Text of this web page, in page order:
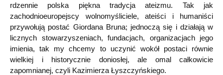
rdzennie polska piękna tradycja ateizmu. Tak jak
zachodnioeuropejscy wolnomyśliciele, ateiści i humaniści
przywołują postać Giordana Bruna; jednoczą się i działają w
licznych stowarzyszeniach, fundacjach, organizacjach jego
imienia, tak my chcemy to uczynić wokół postaci równie
wielkiej i historycznie doniosłej, ale omal całkowicie
zapomnianej, czyli Kazimierza Łyszczyńskiego.